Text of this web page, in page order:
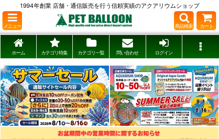
1994年創業 店舗・通信販売を行う信頼実績のアクアリウムショップ
メニュー 商品検索 カート
ホーム カテゴリ特集 カテゴリ一覧 問い合わせ ログイン